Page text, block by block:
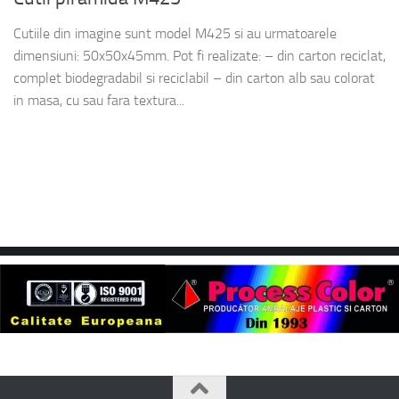
Cutiile din imagine sunt model M425 si au urmatoarele
dimensiuni: 50x50x45mm. Pot fi realizate: – din carton reciclat,
complet biodegradabil si reciclabil – din carton alb sau colorat
in masa, cu sau fara textura...